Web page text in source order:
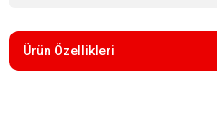
Ürün Özellikleri